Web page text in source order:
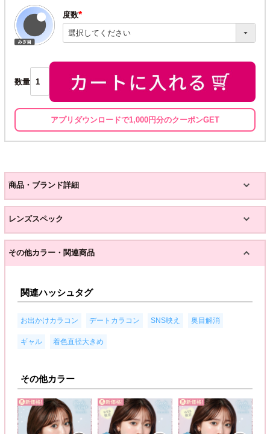
度数
(必
須)
数量
アプリダウンロードで1,000円分のクーポンGET
商品・ブランド詳細
レンズスペック
その他カラー・関連商品
関連ハッシュタグ
お出かけカラコン デートカラコン SNS映え 奥目解消
ギャル 着色直径大きめ
その他カラー